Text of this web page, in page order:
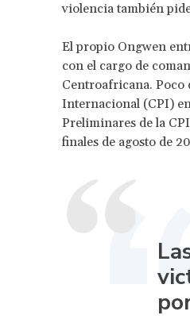
violencia también
El propio Ongwen
con el cargo de
Centroafricana. Poco
Internacional (CPI)
Preliminares de la CPI
finales de agosto de